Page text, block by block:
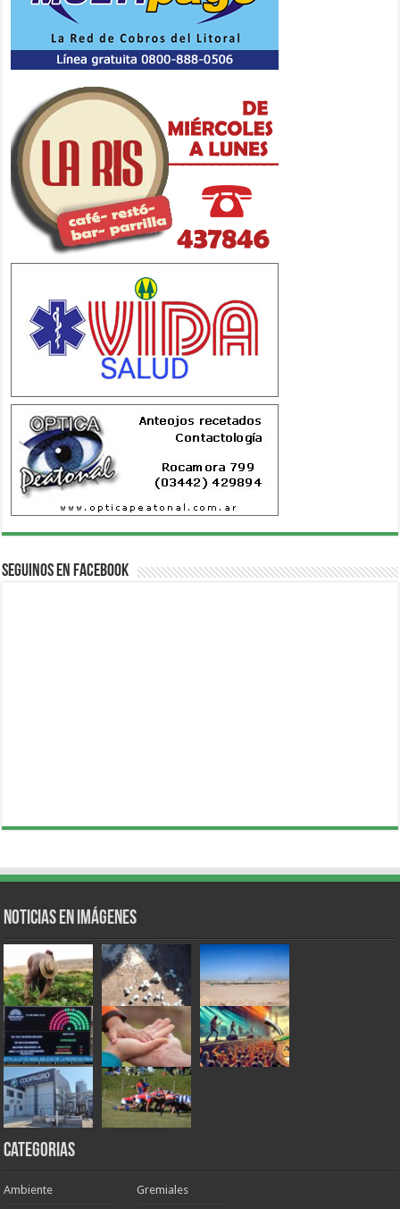
Seguinos en Facebook
Noticias en Imágenes
Categorias
Ambiente Gremiales